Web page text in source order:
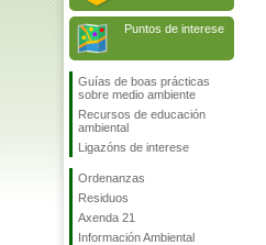
Puntos de interese
Guías de boas prácticas
sobre medio ambiente
Recursos de educación
ambiental
Ligazóns de interese
Ordenanzas
Residuos
Axenda 21
Información Ambiental